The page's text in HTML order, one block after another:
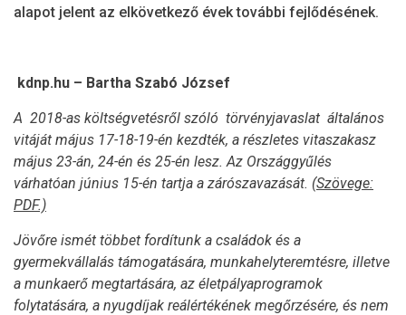
alapot jelent az elkövetkező évek további fejlődésének.
kdnp.hu – Bartha Szabó József
A 2018-as költségvetésről szóló törvényjavaslat általános
vitáját május 17-18-19-én kezdték, a részletes vitaszakasz
május 23-án, 24-én és 25-én lesz. Az Országgyűlés
várhatóan június 15-én tartja a zárószavazását. (Szövege:
PDF.)
Jövőre ismét többet fordítunk a családok és a
gyermekvállalás támogatására, munkahelyteremtésre, illetve
a munkaerő megtartására, az életpályaprogramok
folytatására, a nyugdíjak reálértékének megőrzésére, és nem